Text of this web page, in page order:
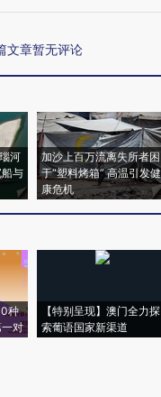
文章暂无评论
河
与
加沙上百万流离失所者困
于“塑料烤箱” 高温引发健
康危机
种
一对
【特别呈现】澳门全力探
索葡语国家新渠道